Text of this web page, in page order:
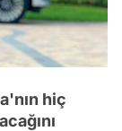
hiç